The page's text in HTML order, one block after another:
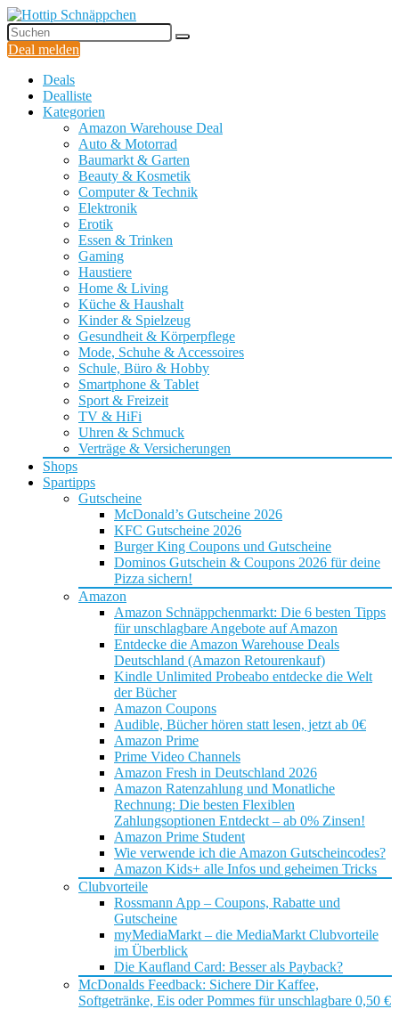
Deal melden
Deals
Dealliste
Kategorien
Amazon Warehouse Deal
Auto & Motorrad
Baumarkt & Garten
Beauty & Kosmetik
Computer & Technik
Elektronik
Erotik
Essen & Trinken
Gaming
Haustiere
Home & Living
Küche & Haushalt
Kinder & Spielzeug
Gesundheit & Körperpflege
Mode, Schuhe & Accessoires
Schule, Büro & Hobby
Smartphone & Tablet
Sport & Freizeit
TV & HiFi
Uhren & Schmuck
Verträge & Versicherungen
Shops
Spartipps
Gutscheine
McDonald’s Gutscheine 2026
KFC Gutscheine 2026
Burger King Coupons und Gutscheine
Dominos Gutschein & Coupons 2026 für deine
Pizza sichern!
Amazon
Amazon Schnäppchenmarkt: Die 6 besten Tipps
für unschlagbare Angebote auf Amazon
Entdecke die Amazon Warehouse Deals
Deutschland (Amazon Retourenkauf)
Kindle Unlimited Probeabo entdecke die Welt
der Bücher
Amazon Coupons
Audible, Bücher hören statt lesen, jetzt ab 0€
Amazon Prime
Prime Video Channels
Amazon Fresh in Deutschland 2026
Amazon Ratenzahlung und Monatliche
Rechnung: Die besten Flexiblen
Zahlungsoptionen Entdeckt – ab 0% Zinsen!
Amazon Prime Student
Wie verwende ich die Amazon Gutscheincodes?
Amazon Kids+ alle Infos und geheimen Tricks
Clubvorteile
Rossmann App – Coupons, Rabatte und
Gutscheine
myMediaMarkt – die MediaMarkt Clubvorteile
im Überblick
Die Kaufland Card: Besser als Payback?
McDonalds Feedback: Sichere Dir Kaffee,
Softgetränke, Eis oder Pommes für unschlagbare 0,50 €